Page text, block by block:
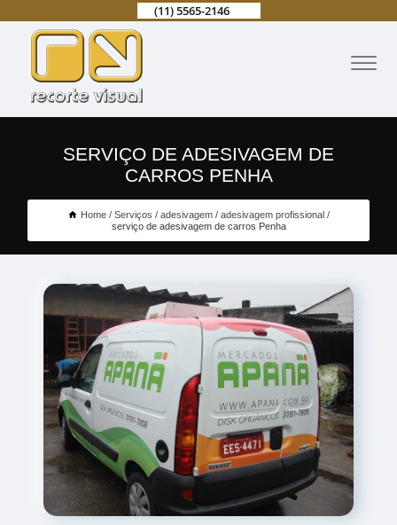
(11) 5565-2146
SERVIÇO DE ADESIVAGEM DE
CARROS PENHA
Home Serviços adesivagem
adesivagem profissional
serviço de adesivagem de carros Penha